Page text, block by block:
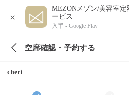
×
MEZONメゾン/美容室定
ービス
入手 - Google Play
空席確認・予約する
cheri